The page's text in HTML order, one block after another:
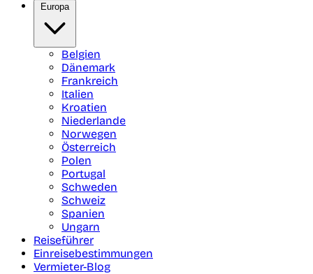
Europa
Belgien
Dänemark
Frankreich
Italien
Kroatien
Niederlande
Norwegen
Österreich
Polen
Portugal
Schweden
Schweiz
Spanien
Ungarn
Reiseführer
Einreisebestimmungen
Vermieter-Blog